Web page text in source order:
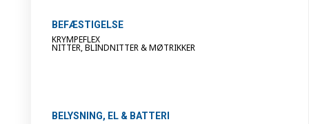
BEFÆSTIGELSE
KRYMPEFLEX
NITTER, BLINDNITTER & MØTRIKKER
BELYSNING, EL & BATTERI